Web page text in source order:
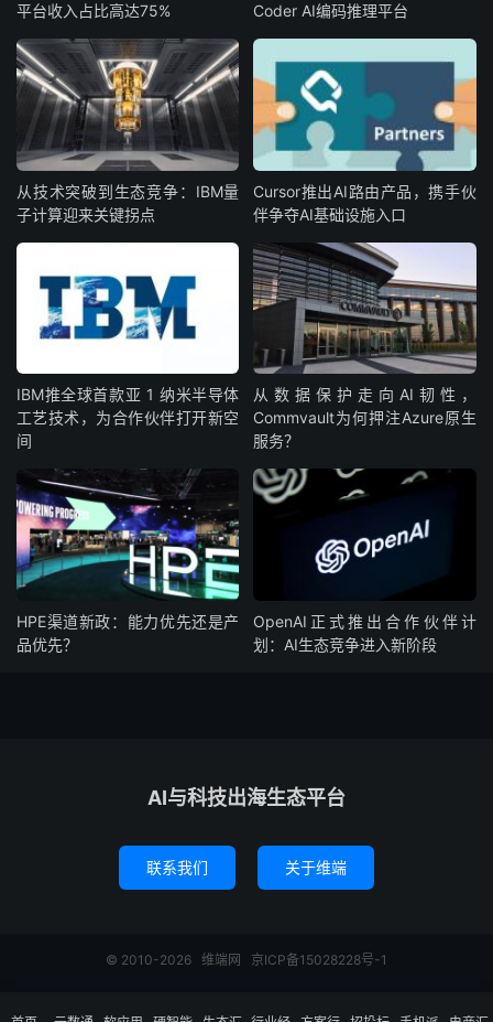
平台收入占比高达75%
Coder AI编码推理平台
从技术突破到生态竞争：IBM量
子计算迎来关键拐点
Cursor推出AI路由产品，携手伙
伴争夺AI基础设施入口
IBM‌推全球首款‌亚 1 纳米半导体
工艺技术，为合作伙伴打开新空
间
从数据保护走向AI韧性，
Commvault为何押注Azure原生
服务？
HPE渠道新政：能力优先还是产
品优先？
OpenAI正式推出合作伙伴计
划：AI生态竞争进入新阶段
AI与科技出海生态平台
联系我们 关于维端
© 2010-2026 维端网 京ICP备15028228号-1